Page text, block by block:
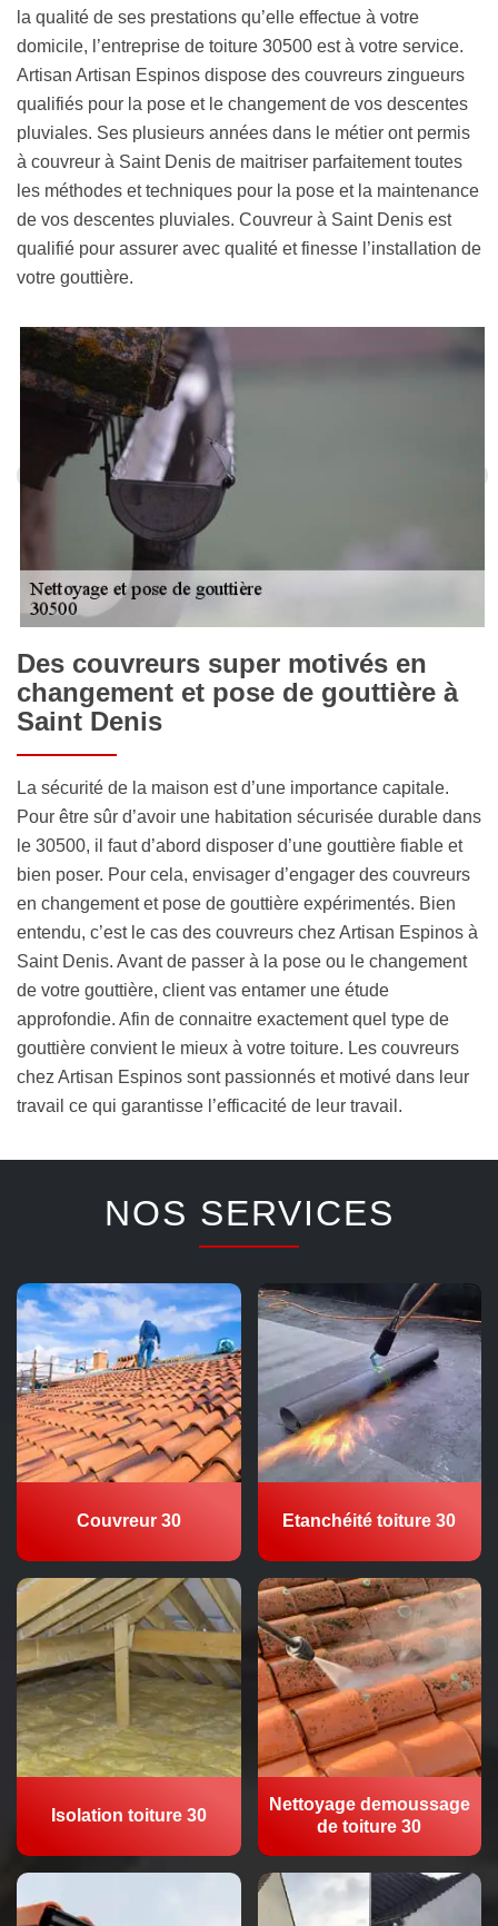
la qualité de ses prestations qu’elle effectue à votre
domicile, l’entreprise de toiture 30500 est à votre service.
Artisan Artisan Espinos dispose des couvreurs zingueurs
qualifiés pour la pose et le changement de vos descentes
pluviales. Ses plusieurs années dans le métier ont permis
à couvreur à Saint Denis de maitriser parfaitement toutes
les méthodes et techniques pour la pose et la maintenance
de vos descentes pluviales. Couvreur à Saint Denis est
qualifié pour assurer avec qualité et finesse l’installation de
votre gouttière.
Des couvreurs super motivés en
changement et pose de gouttière à
Saint Denis
La sécurité de la maison est d’une importance capitale.
Pour être sûr d’avoir une habitation sécurisée durable dans
le 30500, il faut d’abord disposer d’une gouttière fiable et
bien poser. Pour cela, envisager d’engager des couvreurs
en changement et pose de gouttière expérimentés. Bien
entendu, c’est le cas des couvreurs chez Artisan Espinos à
Saint Denis. Avant de passer à la pose ou le changement
de votre gouttière, client vas entamer une étude
approfondie. Afin de connaitre exactement quel type de
gouttière convient le mieux à votre toiture. Les couvreurs
chez Artisan Espinos sont passionnés et motivé dans leur
travail ce qui garantisse l’efficacité de leur travail.
NOS SERVICES
Couvreur 30 Etanchéité toiture 30
Isolation toiture 30
Nettoyage demoussage
de toiture 30